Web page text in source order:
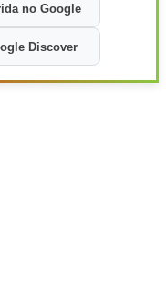
no Google
Discover